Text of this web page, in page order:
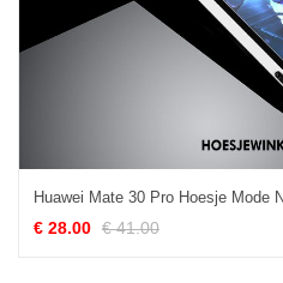
€ 28.00 € 41.00